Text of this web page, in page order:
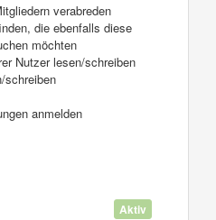
verabreden
die ebenfalls diese
möchten
Nutzer lesen/schreiben
schreiben
anmelden
Aktiv